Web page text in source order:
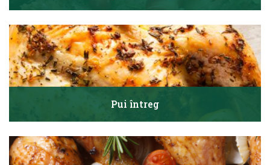
Pui întreg